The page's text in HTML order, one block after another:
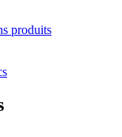
produits